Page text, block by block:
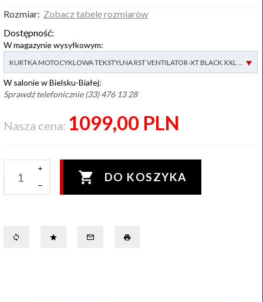
Rozmiar: Zobacz tabelę rozmiarów
Dostępność:
W magazynie wysyłkowym:
KURTKA MOTOCYKLOWA TEKSTYLNA RST VENTILATOR-XT BLACK XXL - dostępny
W salonie w Bielsku-Białej:
Sprawdź telefonicznie (33) 476 13 28
Nasza cena: 1099,00 PLN
DO KOSZYKA